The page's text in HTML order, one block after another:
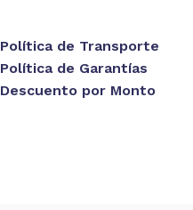
Política de Transporte
Política de Garantías
Descuento por Monto